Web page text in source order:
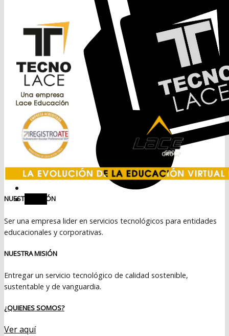
NUESTRA VISIÓN
Ser una empresa lider en servicios tecnológicos para entidades
educacionales y corporativas.
NUESTRA MISIÓN
Entregar un servicio tecnológico de calidad sostenible,
sustentable y de vanguardia.
¿QUIENES SOMOS?
Ver aquí